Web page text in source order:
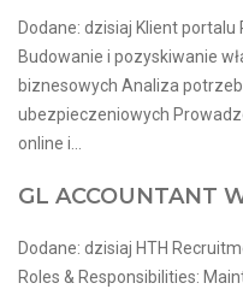
Dodane: dzisiaj Klient
Budowanie i pozyskiwanie
biznesowych Analiza
ubezpieczeniowych
online i...
GL ACCOUNTANT
Dodane: dzisiaj HTH
Roles & Responsibilities: